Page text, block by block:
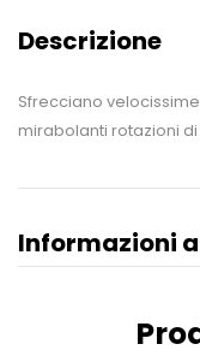
Descrizione
Sfrecciano
mirabolanti rotazioni
Informazioni